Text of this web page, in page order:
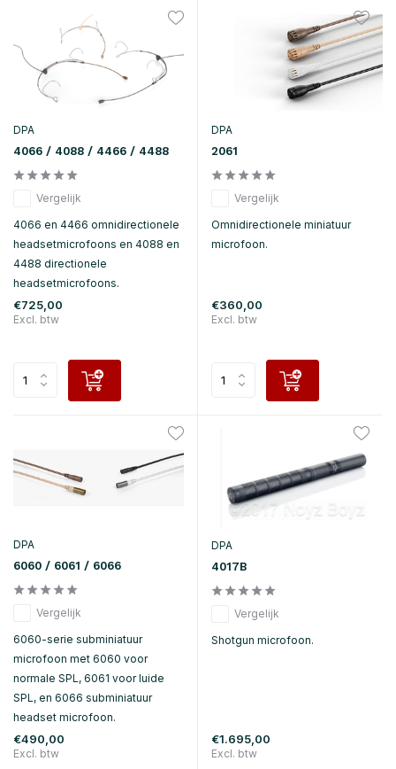
DPA
4066 / 4088 / 4466 / 4488
Vergelijk
4066 en 4466 omnidirectionele
headsetmicrofoons en 4088 en
4488 directionele
headsetmicrofoons.
€725,00
Excl. btw
DPA
2061
Vergelijk
Omnidirectionele miniatuur
microfoon.
€360,00
Excl. btw
DPA
6060 / 6061 / 6066
Vergelijk
6060-serie subminiatuur
microfoon met 6060 voor
normale SPL, 6061 voor luide
SPL, en 6066 subminiatuur
headset microfoon.
€490,00
Excl. btw
DPA
4017B
Vergelijk
Shotgun microfoon.
€1.695,00
Excl. btw